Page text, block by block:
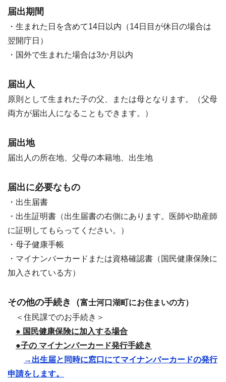
届出期間
・生まれた日を含めて14日以内（14日目が休日の場合は
翌開庁日）
・国外で生まれた場合は3か月以内
届出人
原則として生まれた子の父、または母となります。（父母
両方が届出人になることもできます。）
届出地
届出人の所在地、父母の本籍地、出生地
届出に必要なもの
・出生届書
・出生証明書（出生届書の右側にあります。医師や助産師
に証明してもらってください。）
・母子健康手帳
・マイナンバーカードまたは資格確認書（国民健康保険に
加入されている方）
その他の手続き（富士河口湖町にお住まいの方）
＜住民課でのお手続き＞
● 国民健康保険に加入する場合
●子の マイナンバーカード発行手続き
→出生届と同時に窓口にてマイナンバーカードの発行
申請をします。